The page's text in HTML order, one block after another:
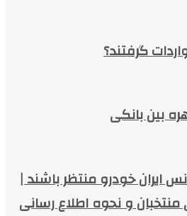
گرفتند؟
بین بانکی
ایران خودرو منتظر باشند |
منتخبان و نحوه اطلاع رسانی